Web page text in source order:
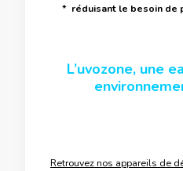
* réduisant le besoin de
L’uvozone, une
Retrouvez nos appareils de